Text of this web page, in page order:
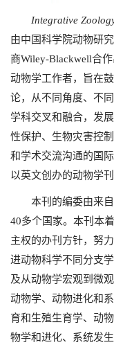
Integrative
由中国科学院动物研
商Wiley-Blackwell合
动物学工作者，旨在
论，从不同角度、不
学科交叉和融合，发
性保护、生物灾害控
和学术交流沟通的国际
以英文创办的动物学
本刊的编委由来
40多个国家。本刊本
主权的办刊方针，努
进动物科学不同分支
及从动物学宏观到微
动物学、动物进化和
育和生殖生育学、动
物学和进化、系统发